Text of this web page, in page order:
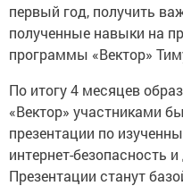
первый год, получить
полученные навыки на
программы «Вектор»
По итогу 4 месяцев
«Вектор» участниками
презентации по
интернет-безопасность
Презентации станут